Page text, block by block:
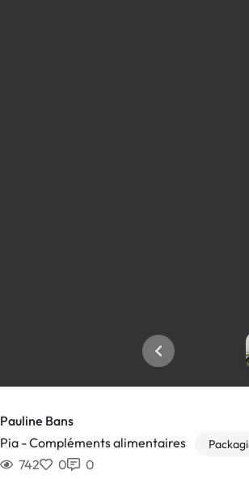
Pauline Bans
Pia - Compléments alimentaires
742 0 0